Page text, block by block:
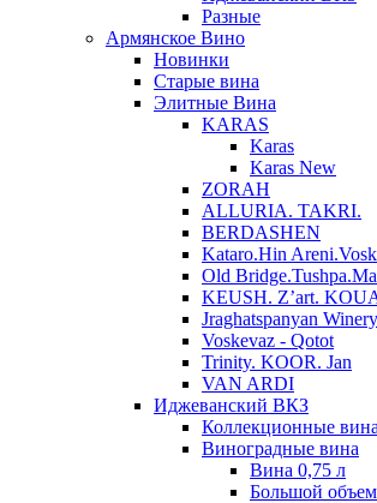
Разные
Армянское Вино
Новинки
Старые вина
Элитные Вина
KARAS
Karas
Karas New
ZORAH
ALLURIA. TAKRI.
BERDASHEN
Kataro.Hin
Old
KEUSH. Z’art.
Jraghatspanyan Winery
Voskevaz - Qotot
Trinity. KOOR. Jan
VAN ARDI
Иджеванский ВКЗ
Коллекционные вина
Виноградные вина
Вина 0,75 л
Большой объем